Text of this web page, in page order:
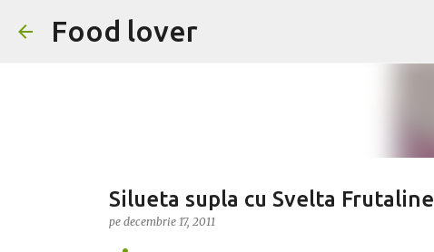
Food lover
Silueta supla cu Svelta Frutaline
pe decembrie 17, 2011